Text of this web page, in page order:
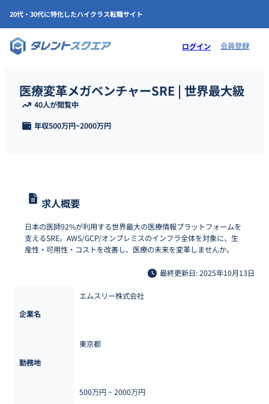
20代・30代に特化したハイクラス転職サイト
ログイン 会員登録
医療変革メガベンチャーSRE | 世界最大級
40人が閲覧中
年収500万円~2000万円
求人概要
日本の医師92%が利用する世界最大の医療情報プラットフォームを
支えるSRE。AWS/GCP/オンプレミスのインフラ全体を対象に、生
産性・可用性・コストを改善し、医療の未来を変革しませんか。
最終更新日: 2025年10月13日
企業名
エムスリー株式会社
勤務地
東京都
500万円 ~ 2000万円